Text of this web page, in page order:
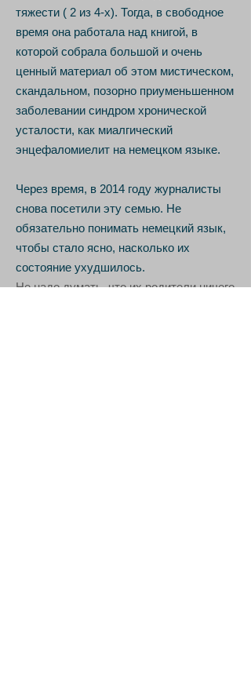
тяжести ( 2 из 4-х). Тогда, в свободное
время она работала над книгой, в
которой собрала большой и очень
ценный материал об этом мистическом,
скандальном, позорно приуменьшенном
заболевании синдром хронической
усталости, как миалгический
энцефаломиелит на немецком языке.
Через время, в 2014 году журналисты
снова посетили эту семью. Не
обязательно понимать немецкий язык,
чтобы стало ясно, насколько их
состояние ухудшилось.
Не надо думать, что их родители ничего